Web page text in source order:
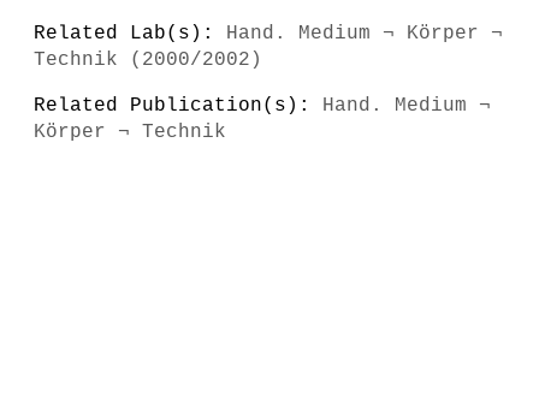
Related Lab(s): Hand. Medium ¬ Körper ¬
Technik (2000/2002)
Related Publication(s): Hand. Medium ¬
Körper ¬ Technik